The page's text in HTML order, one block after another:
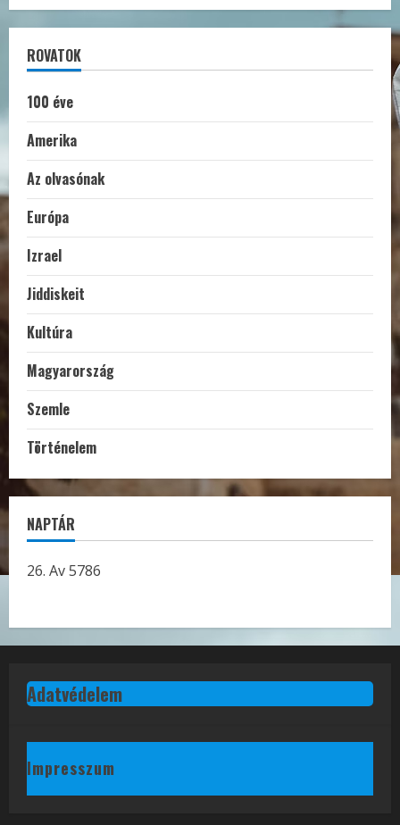
ROVATOK
100 éve
Amerika
Az olvasónak
Európa
Izrael
Jiddiskeit
Kultúra
Magyarország
Szemle
Történelem
NAPTÁR
26. Av 5786
Adatvédelem
Impresszum